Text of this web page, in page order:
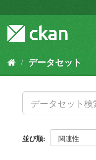
キ
容
データセット
並び順